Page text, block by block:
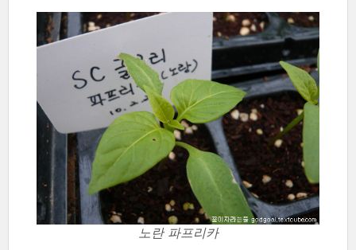
노란 파프리카